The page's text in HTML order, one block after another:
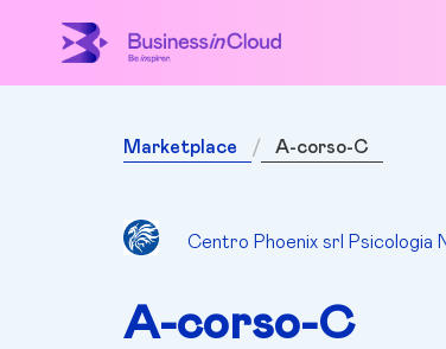
Marketplace A-corso-C
Centro Phoenix srl Psicologia
A-corso-C